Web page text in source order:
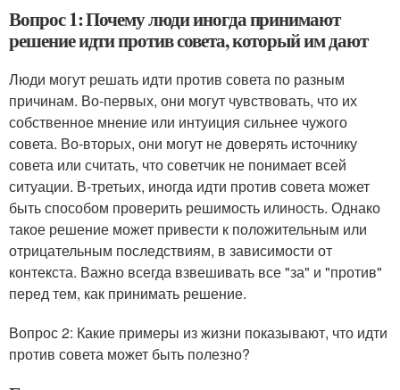
Вопрос 1: Почему люди иногда принимают
решение идти против совета, который им дают
Люди могут решать идти против совета по разным
причинам. Во-первых, они могут чувствовать, что их
собственное мнение или интуиция сильнее чужого
совета. Во-вторых, они могут не доверять источнику
совета или считать, что советчик не понимает всей
ситуации. В-третьих, иногда идти против совета может
быть способом проверить решимость илиность. Однако
такое решение может привести к положительным или
отрицательным последствиям, в зависимости от
контекста. Важно всегда взвешивать все "за" и "против"
перед тем, как принимать решение.
Вопрос 2: Какие примеры из жизни показывают, что идти
против совета может быть полезно?